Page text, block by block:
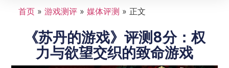
首页» 游戏测评» 媒体评测 » 正文
《苏丹的游戏》评测8分：权
力与欲望交织的致命游戏